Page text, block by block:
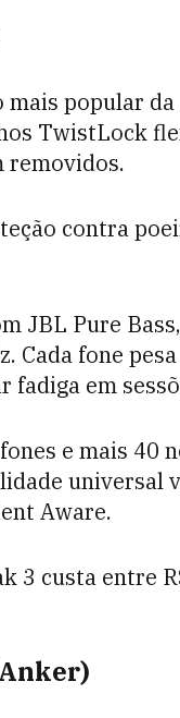
mais popular
TwistLock
removidos.
contra
JBL Pure
Cada fone
fadiga em
e mais 40
universal
Aware.
3 custa entre